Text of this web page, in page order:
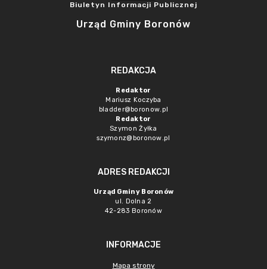
Biuletyn Informacji Publicznej
Urząd Gminy Boronów
REDAKCJA
Redaktor
Mariusz Koczyba
bladder@boronow.pl
Redaktor
Szymon Żyłka
szymonz@boronow.pl
ADRES REDAKCJI
Urząd Gminy Boronów
ul. Dolna 2
42-283 Boronów
INFORMACJE
Mapa strony